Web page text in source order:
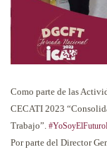
Como parte de las
CECATI 2023
Trabajo”.
Por parte del Director